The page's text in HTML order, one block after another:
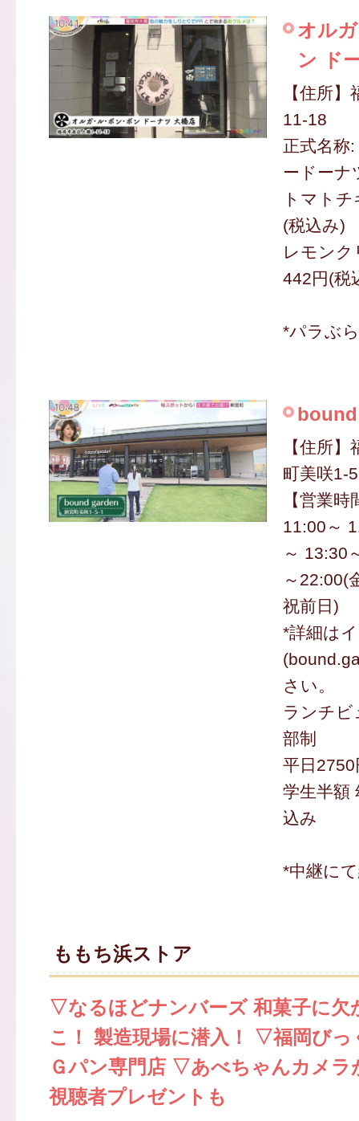
オル
ン ド
【住所
11-18
正式名称
ードーナ
トマト
(税込み)
レモンク
442円(税
*パラぶ
【住所
町美咲1-
【営業
11:00～
～ 13:30
～22:00(
祝前日)
*詳細は
さい。
ランチビ
部制
平日
学生半額
込み
*中継に
ももち浜ストア
▽なるほどナンバーズ 和菓子に欠
こ！ 製造現場に潜入！ ▽福岡びっ
Ｇパン専門店 ▽あべちゃんカメラ
視聴者プレゼントも